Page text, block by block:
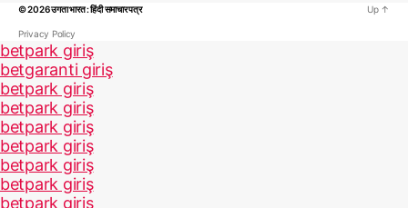
© 2026उगता भारत : हिंदी समाचार पत्र
Privacy Policy
Up ↑
betpark giriş
betgaranti giriş
betpark giriş
betpark giriş
betpark giriş
betpark giriş
betpark giriş
betpark giriş
betpark giriş